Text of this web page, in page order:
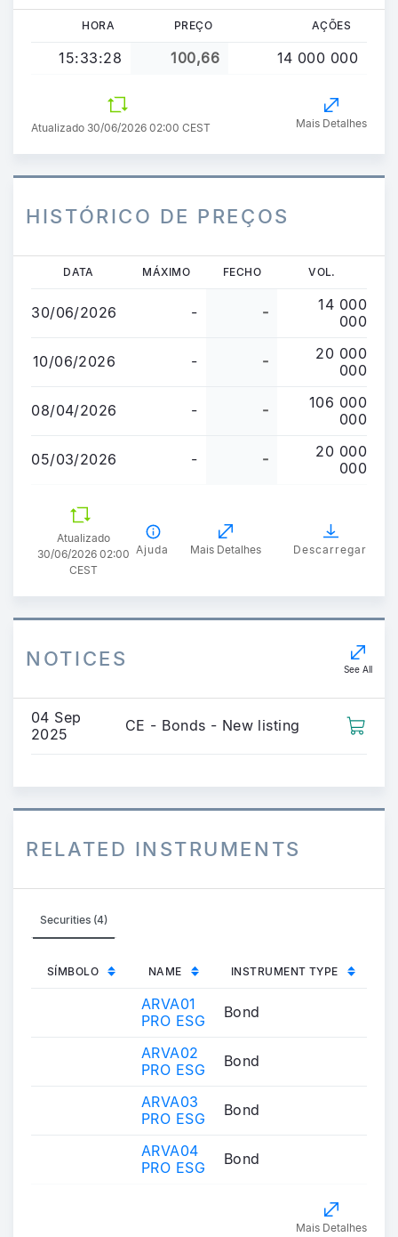
HORA PREÇO AÇÕES
15:33:28 100,66 14 000 000
Atualizado 30/06/2026 02:00 CEST Mais Detalhes
HISTÓRICO DE PREÇOS
Passar
o
principal
DATA MÁXIMO FECHO VOL.
30/06/2026 - -
14 000
000
10/06/2026 - -
20 000
000
08/04/2026 - -
106 000
000
05/03/2026 - -
20 000
000
Atualizado
30/06/2026 02:00
CEST
Ajuda Mais Detalhes Descarregar
NOTICES See All
04 Sep
2025
CE - Bonds - New listing
RELATED INSTRUMENTS
Securities (4)
SÍMBOLO NAME INSTRUMENT TYPE
ARVA01
PRO ESG
Bond
ARVA02
PRO ESG
Bond
ARVA03
PRO ESG
Bond
ARVA04
PRO ESG
Bond
Mais Detalhes